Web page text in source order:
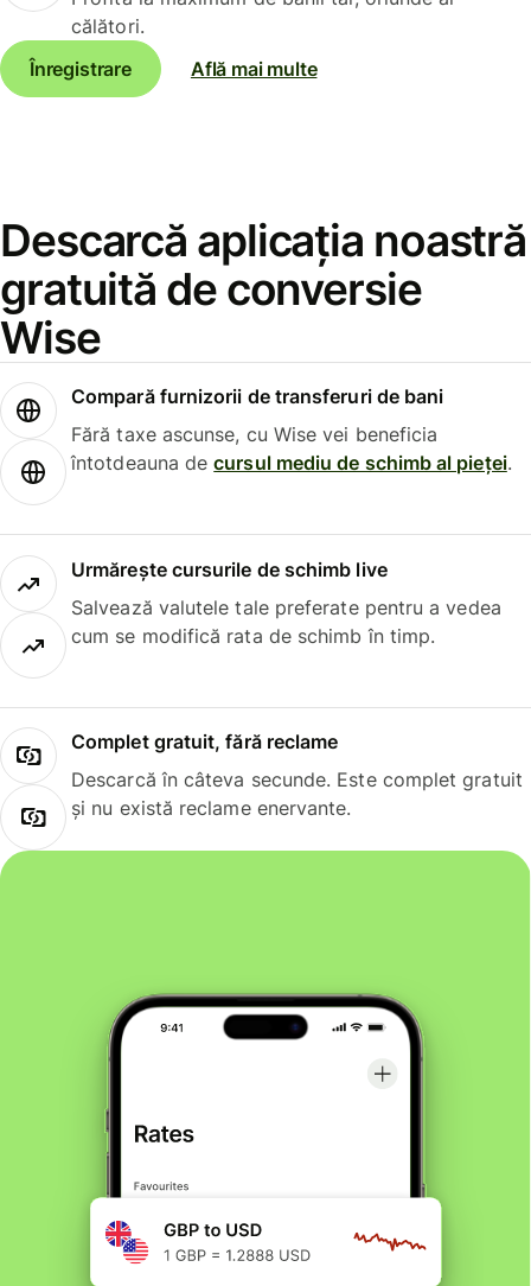
călători.
Înregistrare
Află mai multe
Descarcă aplicația noastră
gratuită de conversie
Wise
Compară furnizorii de transferuri de bani
Fără taxe ascunse, cu Wise vei beneficia
întotdeauna decursul mediu de schimb al pieței.
Urmărește cursurile de schimb live
Salvează valutele tale preferate pentru a vedea
cum se modifică rata de schimb în timp.
Complet gratuit, fără reclame
Descarcă în câteva secunde. Este complet gratuit
și nu există reclame enervante.